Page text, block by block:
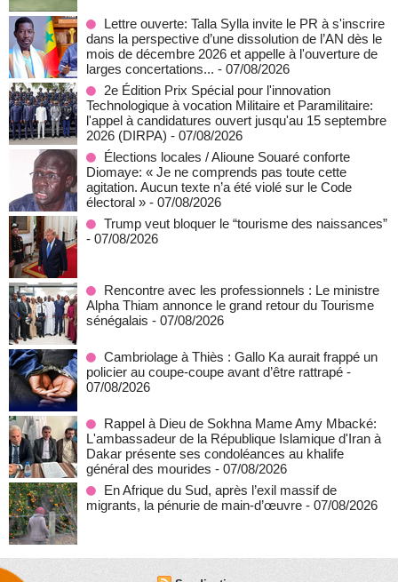
Lettre ouverte: Talla Sylla invite le PR à s'inscrire
dans la perspective d’une dissolution de l’AN dès le
mois de décembre 2026 et appelle à l'ouverture de
larges concertations... - 07/08/2026
2e Édition Prix Spécial pour l'innovation
Technologique à vocation Militaire et Paramilitaire:
l'appel à candidatures ouvert jusqu'au 15 septembre
2026 (DIRPA) - 07/08/2026
Élections locales / Alioune Souaré conforte
Diomaye: « Je ne comprends pas toute cette
agitation. Aucun texte n’a été violé sur le Code
électoral » - 07/08/2026
Trump veut bloquer le “tourisme des naissances”
- 07/08/2026
Rencontre avec les professionnels : Le ministre
Alpha Thiam annonce le grand retour du Tourisme
sénégalais - 07/08/2026
Cambriolage à Thiès : Gallo Ka aurait frappé un
policier au coupe-coupe avant d’être rattrapé -
07/08/2026
Rappel à Dieu de Sokhna Mame Amy Mbacké:
L'ambassadeur de la République Islamique d'Iran à
Dakar présente ses condoléances au khalife
général des mourides - 07/08/2026
En Afrique du Sud, après l’exil massif de
migrants, la pénurie de main-d’œuvre - 07/08/2026